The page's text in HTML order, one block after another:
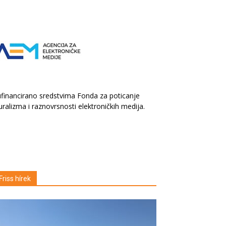
sredstvima Fonda za poticanje
i raznovrsnosti elektroničkih medija.
Friss hírek